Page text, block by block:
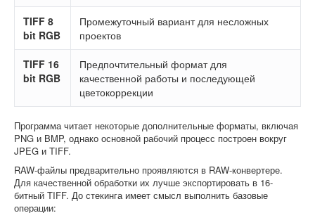
TIFF 8
bit RGB
Промежуточный вариант для несложных
проектов
TIFF 16
bit RGB
Предпочтительный формат для
качественной работы и последующей
цветокоррекции
Программа читает некоторые дополнительные форматы, включая
PNG и BMP, однако основной рабочий процесс построен вокруг
JPEG и TIFF.
RAW-файлы предварительно проявляются в RAW-конвертере.
Для качественной обработки их лучше экспортировать в 16-
битный TIFF. До стекинга имеет смысл выполнить базовые
операции: